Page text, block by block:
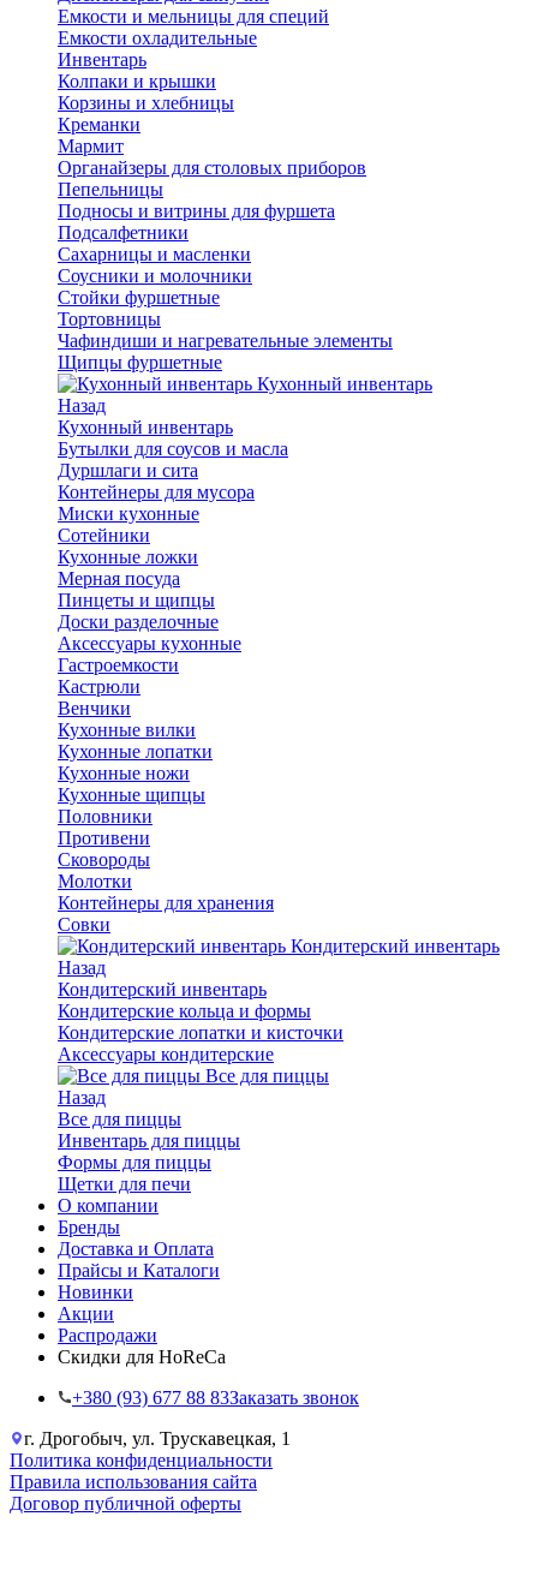
Емкости и мельницы для специй
Емкости охладительные
Инвентарь
Колпаки и крышки
Корзины и хлебницы
Креманки
Мармит
Органайзеры для столовых приборов
Пепельницы
Подносы и витрины для фуршета
Подсалфетники
Сахарницы и масленки
Соусники и молочники
Стойки фуршетные
Тортовницы
Чафиндиши и нагревательные элементы
Щипцы фуршетные
Кухонный инвентарь
Назад
Кухонный инвентарь
Бутылки для соусов и масла
Дуршлаги и сита
Контейнеры для мусора
Миски кухонные
Сотейники
Кухонные ложки
Мерная посуда
Пинцеты и щипцы
Доски разделочные
Аксессуары кухонные
Гастроемкости
Кастрюли
Венчики
Кухонные вилки
Кухонные лопатки
Кухонные ножи
Кухонные щипцы
Половники
Противени
Сковороды
Молотки
Контейнеры для хранения
Совки
Кондитерский инвентарь
Назад
Кондитерский инвентарь
Кондитерские кольца и формы
Кондитерские лопатки и кисточки
Аксессуары кондитерские
Все для пиццы
Назад
Все для пиццы
Инвентарь для пиццы
Формы для пиццы
Щетки для печи
О компании
Бренды
Доставка и Оплата
Прайсы и Каталоги
Новинки
Акции
Распродажи
Скидки для HoReCa
+38‎0 (93) 677 88 83Заказать звонок
г. Дрогобыч, ул. Трускавецкая, 1
Политика конфиденциальности
Правила использования сайта
Договор публичной оферты